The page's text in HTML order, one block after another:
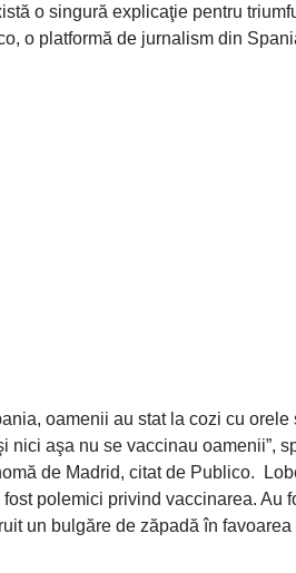
o singură explicaţie pentru
o platformă de jurnalism din
oamenii au stat la cozi cu
nici aşa nu se vaccinau oamenii”,
de Madrid, citat de Publico.
fost polemici privind vaccinarea. Au
un bulgăre de zăpadă în favoarea